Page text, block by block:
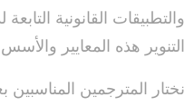
والتطبيقات القانونية
التنوير هذه المعايير
نختار المترجمين المناسبين